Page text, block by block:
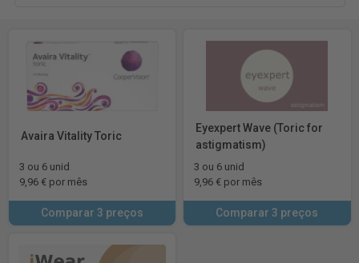
Avaira Vitality Toric
3 ou 6 unid
9,96 € por mês
Comparar 3 preços
Eyexpert Wave (Toric for
astigmatism)
3 ou 6 unid
9,96 € por mês
Comparar 3 preços